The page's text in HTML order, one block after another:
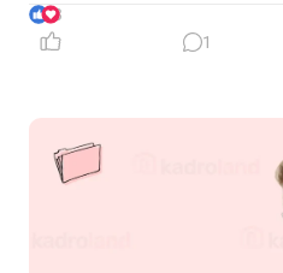
окремій галузі – можуть
доходу. Саме тому
застосовують до
3
1